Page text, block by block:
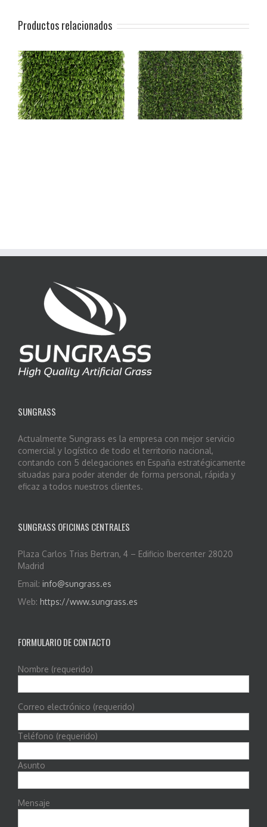
Productos relacionados
DECO 20
SUNGRASS
Actualmente Sungrass es la empresa con mejor servicio
comercial y logístico de todo el territorio nacional,
contando con 5 delegaciones en España estratégicamente
situadas para poder atender de forma personal, rápida y
eficaz a todos nuestros clientes.
SUNGRASS OFICINAS CENTRALES
Plaza Carlos Trias Bertran, 4 – Edificio Ibercenter 28020
Madrid
Email: info@sungrass.es
Web: https://www.sungrass.es
FORMULARIO DE CONTACTO
Nombre (requerido)
Correo electrónico (requerido)
Teléfono (requerido)
Asunto
Mensaje